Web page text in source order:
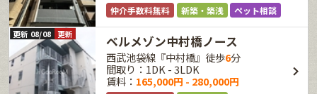
仲介手数料無料 新築・築浅 ペット相談
更新 08/08 更新 ベルメゾン中村橋ノース
西武池袋線『中村橋』徒歩6分
間取り：1DK - 3LDK
賃料： 165,000円 - 280,000円